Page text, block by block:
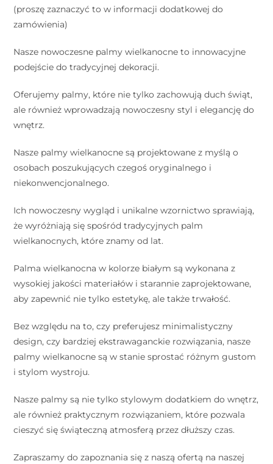
(proszę zaznaczyć to w informacji dodatkowej do
zamówienia)
Nasze nowoczesne palmy wielkanocne to innowacyjne
podejście do tradycyjnej dekoracji.
Oferujemy palmy, które nie tylko zachowują duch świąt,
ale również wprowadzają nowoczesny styl i elegancję do
wnętrz.
Nasze palmy wielkanocne są projektowane z myślą o
osobach poszukujących czegoś oryginalnego i
niekonwencjonalnego.
Ich nowoczesny wygląd i unikalne wzornictwo sprawiają,
że wyróżniają się spośród tradycyjnych palm
wielkanocnych, które znamy od lat.
Palma wielkanocna w kolorze białym są wykonana z
wysokiej jakości materiałów i starannie zaprojektowane,
aby zapewnić nie tylko estetykę, ale także trwałość.
Bez względu na to, czy preferujesz minimalistyczny
design, czy bardziej ekstrawaganckie rozwiązania, nasze
palmy wielkanocne są w stanie sprostać różnym gustom
i stylom wystroju.
Nasze palmy są nie tylko stylowym dodatkiem do wnętrz,
ale również praktycznym rozwiązaniem, które pozwala
cieszyć się świąteczną atmosferą przez dłuższy czas.
Zapraszamy do zapoznania się z naszą ofertą na naszej